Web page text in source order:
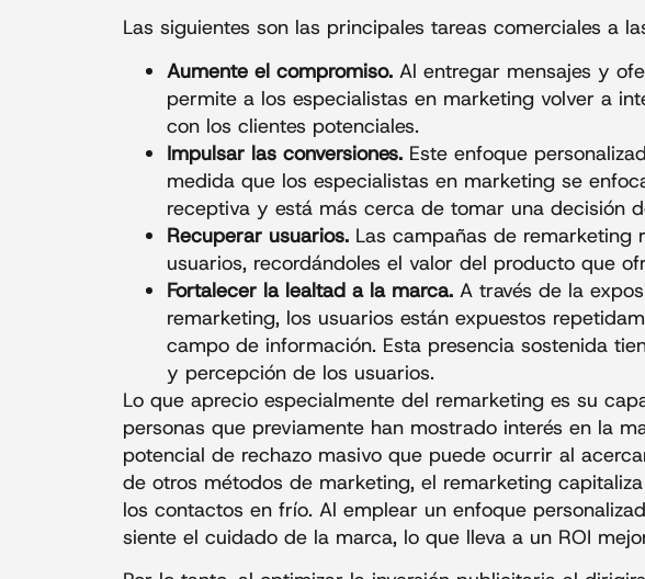
Las siguientes son las principales tareas comerciales a
Aumente el compromiso. Al entregar mensajes y
permite a los especialistas en marketing volver a
con los clientes potenciales.
Impulsar las conversiones. Este enfoque
medida que los especialistas en marketing se
receptiva y está más cerca de tomar una decisión
Recuperar usuarios. Las campañas de remarketing
usuarios, recordándoles el valor del producto que
Fortalecer la lealtad a la marca. A través de la
remarketing, los usuarios están expuestos
campo de información. Esta presencia sostenida
y percepción de los usuarios.
Lo que aprecio especialmente del remarketing es su
personas que previamente han mostrado interés en la
potencial de rechazo masivo que puede ocurrir al
de otros métodos de marketing, el remarketing
los contactos en frío. Al emplear un enfoque
siente el cuidado de la marca, lo que lleva a un ROI